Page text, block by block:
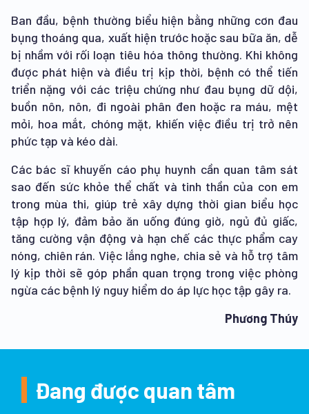
Ban đầu, bệnh thường biểu hiện bằng những cơn đau
bụng thoáng qua, xuất hiện trước hoặc sau bữa ăn, dễ
bị nhầm với rối loạn tiêu hóa thông thường. Khi không
được phát hiện và điều trị kịp thời, bệnh có thể tiến
triển nặng với các triệu chứng như đau bụng dữ dội,
buồn nôn, nôn, đi ngoài phân đen hoặc ra máu, mệt
mỏi, hoa mắt, chóng mặt, khiến việc điều trị trở nên
phức tạp và kéo dài.
Các bác sĩ khuyến cáo phụ huynh cần quan tâm sát
sao đến sức khỏe thể chất và tinh thần của con em
trong mùa thi, giúp trẻ xây dựng thời gian biểu học
tập hợp lý, đảm bảo ăn uống đúng giờ, ngủ đủ giấc,
tăng cường vận động và hạn chế các thực phẩm cay
nóng, chiên rán. Việc lắng nghe, chia sẻ và hỗ trợ tâm
lý kịp thời sẽ góp phần quan trọng trong việc phòng
ngừa các bệnh lý nguy hiểm do áp lực học tập gây ra.
Phương Thúy
Đang được quan tâm